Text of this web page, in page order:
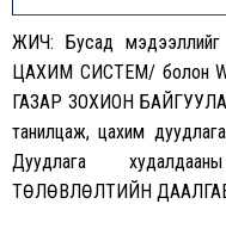
ЖИЧ: Бусад мэдээллийг
ЦАХИМ СИСТЕМ/ болон
ГАЗАР ЗОХИОН
танилцаж, цахим
Дуудлага
ТӨЛӨВЛӨЛТИЙН